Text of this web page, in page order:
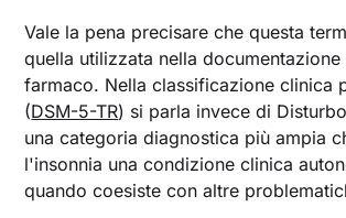
Vale la pena precisare che questa
quella utilizzata nella
farmaco. Nella classificazione clinica
(DSM-5-TR) si parla invece di
una categoria diagnostica più ampia
l'insonnia una condizione clinica
quando coesiste con altre